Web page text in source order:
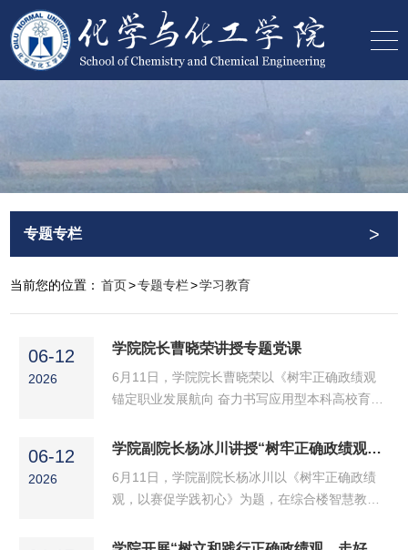
专题专栏 >
当前您的位置： 首页>专题专栏>学习教育
06-12
2026
学院院长曹晓荣讲授专题党课
6月11日，学院院长曹晓荣以《树牢正确政绩观
锚定职业发展航向 奋力书写应用型本科高校育人
授专题党课。首先，曹晓荣结合树立和践行正确
发展，深刻阐释了高校教师正确政绩观的内涵，
引导全体教师特别是青年教师扣好职业发展的“第
06-12
2026
学院副院长杨冰川讲授“树牢正确政绩观，以赛促学践初心”专题党课
6月11日，学院副院长杨冰川以《树牢正确政绩
观，以赛促学践初心》为题，在综合楼智慧教室
杨冰川首先带领大家学习了习近平总书记关于树